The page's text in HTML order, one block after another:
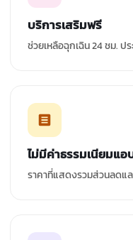
บริการเสริมฟรี
ช่วยเหลือฉุกเฉิน 24 ชม. ป
ไม่มีค่าธรรมเนียมแอ
ราคาที่แสดงรวมส่วนลดแล